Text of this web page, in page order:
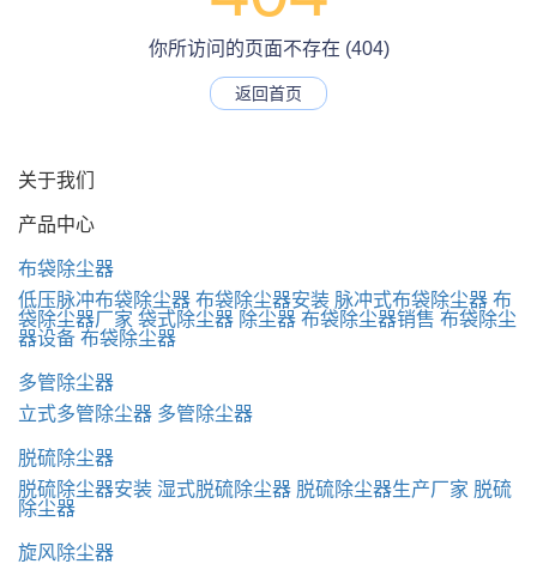
你所访问的页面不存在 (404)
返回首页
关于我们
产品中心
布袋除尘器
低压脉冲布袋除尘器 布袋除尘器安装 脉冲式布袋除尘器 布
袋除尘器厂家 袋式除尘器 除尘器 布袋除尘器销售 布袋除尘
器设备 布袋除尘器
多管除尘器
立式多管除尘器 多管除尘器
脱硫除尘器
脱硫除尘器安装 湿式脱硫除尘器 脱硫除尘器生产厂家 脱硫
除尘器
旋风除尘器